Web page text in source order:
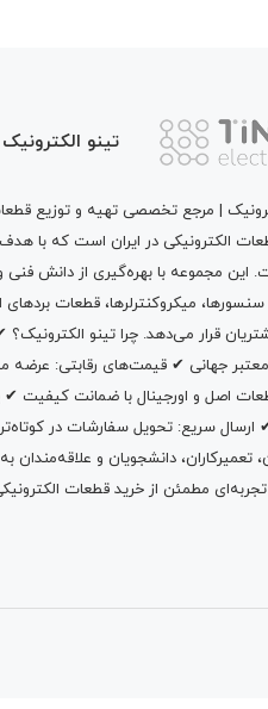
تینو الکترونیک
| مرجع تخصصی تهیه و توزیع
الکترونیکی در ایران است که با
این مجموعه با بهره‌گیری از دانش فنی
سنسورها، میکروکنترلرها، قطعات
قرار می‌دهد. چرا تینو
معتبر جهانی ✔ قیمت‌های رقابتی:
اصل و اورجینال با ضمانت کیفیت ✔
سریع: تحویل سفارشات در
تعمیرکاران، دانشجویان و علاقه‌مندان به
تجربه‌ای مطمئن از خرید قطعات